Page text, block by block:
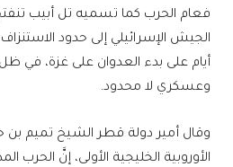
فعام الحرب كما تسميه تل أبيب
الجيش الإسرائيلي إلى حدود
أيام على بدء العدوان على غزة، في
وعسكري لا محدود.
وقال أمير دولة قطر الشيخ تميم بن
الأوروبية الخليجية الأولى، إنَّ الحرب